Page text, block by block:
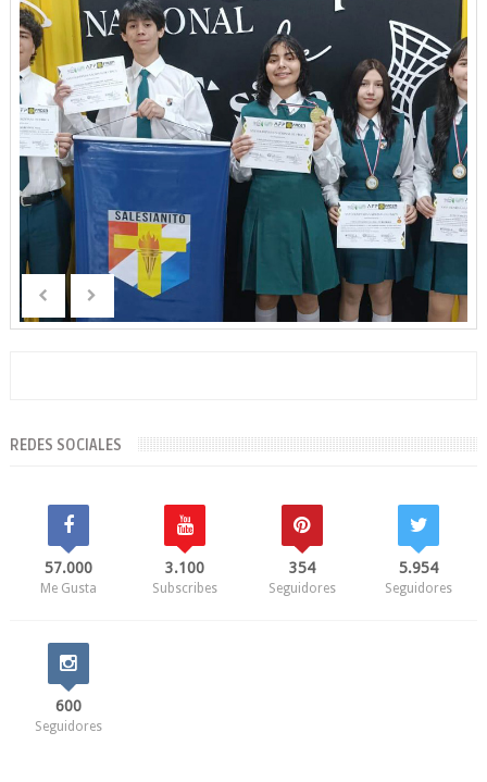
REDES SOCIALES
57.000
Me Gusta
3.100
Subscribes
354
Seguidores
5.954
Seguidores
600
Seguidores